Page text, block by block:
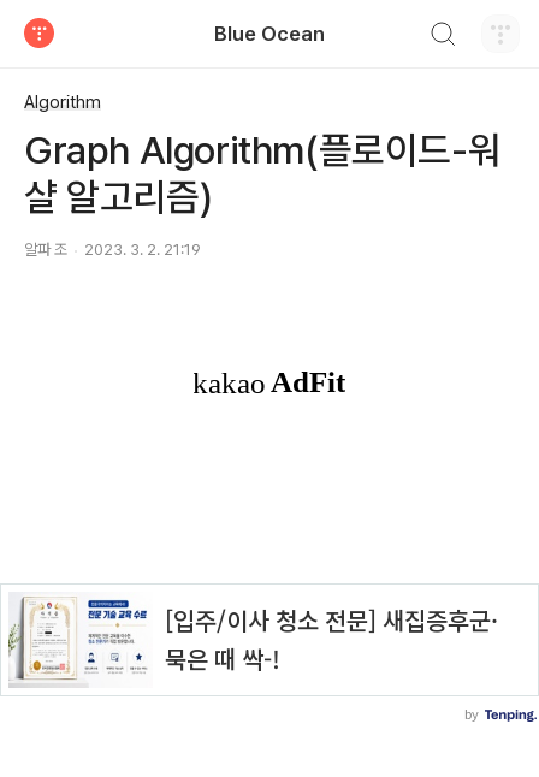
Blue Ocean
Algorithm
Graph Algorithm(플로이드-워
샬 알고리즘)
알파 조 2023. 3. 2. 21:19